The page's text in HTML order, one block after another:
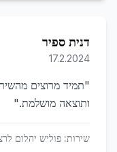
דנית ספיר
17.2.2024
"תמיד מרוצים
ותוצאה מושלמת."
שירות: פוליש יהלום